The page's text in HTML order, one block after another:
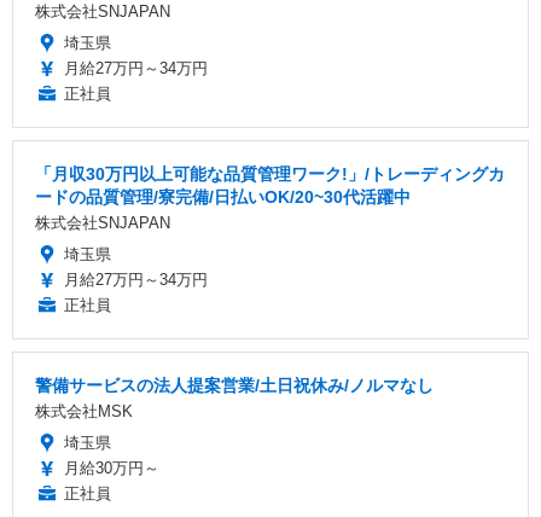
株式会社SNJAPAN
埼玉県
月給27万円～34万円
正社員
「月収30万円以上可能な品質管理ワーク!」/トレーディングカ
ードの品質管理/寮完備/日払いOK/20~30代活躍中
株式会社SNJAPAN
埼玉県
月給27万円～34万円
正社員
警備サービスの法人提案営業/土日祝休み/ノルマなし
株式会社MSK
埼玉県
月給30万円～
正社員